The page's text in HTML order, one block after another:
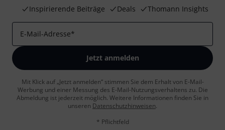
Inspirierende Beiträge
Deals Thomann Insights
E-Mail-Adresse*
Jetzt anmelden
Mit Klick auf „Jetzt anmelden“ stimmen Sie dem Erhalt von E-Mail-
Werbung und einer Messung des E-Mail-Nutzungsverhaltens zu. Die
Abmeldung ist jederzeit möglich. Weitere Informationen finden Sie in
unseren Datenschutzhinweisen.
* Pflichtfeld